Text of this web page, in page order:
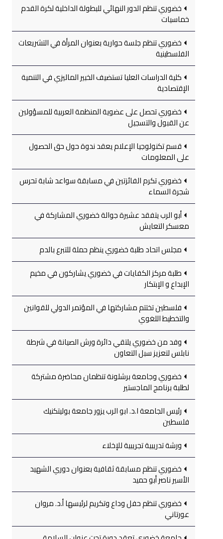
خضوري تنظم الدور النهائي للبطولة الداخلية لكرة القدم
خماسيات
خضوري تنظم جلسة حوارية بعنوان المرأة في التشريعات
الفلسطينية
كلية الدراسات العليا تستضيف الخبير الماليزي في التنمية
الإقتصادية
خضوري تحصل على عضوية المنظمة العربية للمسؤولين
عن القبول والتسجيل
قسم تكنولوجيا الإعلام يعقد ندوة حول حق الحصول
على المعلومات
خضوري تكرم الفائزتين في مسابقة سواعد شابة تحرس
شجرة السماء
أبو الرب يتفقد عشيرة جوالة خضوري المشاركة في
معسكر التعايش
مجلس اتحاد طلبة خضوري ينظم حملة للتبرع بالدم
طلبة مركز الكفايات في خضوري يشاركون في مخيم
الإبداع و الإبتكار
فلسطين تختتم مشاركتها في المؤتمر الدولي للقوانين
والتخطيط اللغوي
وفد من خضوري يلتقي دائرة ورش الصيانة في شرطة
نابلس لتعزيز سبل التعاون
خضوري وجامعة برشلونة تنظمان محاضرة مشتركة
لطلبة برنامج الماجستير
رئيس الجامعة ا.د. ابو الرب يزور جامعة بوليتكنيك
فلسطين
ورشة تدريبية تجريبية للإخلاء
خضوري تنظم مسابقة ثقافية بعنوان دوري الشهيد
الأسير ناصر أبو حميد
خضوري تنظم حفل وداع وتكريم لرئيسها أ.د. مروان
عورتاني